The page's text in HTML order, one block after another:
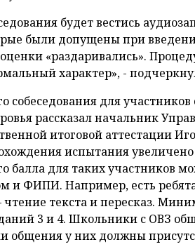
будет вестись
были допущены при
«раздаривались».
характер», -
собеседования для участников
рассказал начальник
итоговой аттестации
испытания увеличено
балла для таких участников
и ФИПИ. Например, есть
чтение текста и пересказ.
3 и 4. Школьники с ОВЗ
общения у них должны